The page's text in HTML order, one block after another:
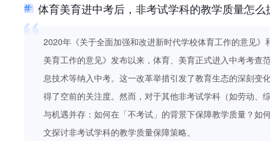
体育美育进中考后，非考试学科的教学质量怎么
2020年《关于全面加强和改进新时代学校体育工作的意见
美育工作的意见》发布以来，体育、美育正式进入中考考查
息技术等纳入中考。这一改革举措引发了教育生态的深刻
得了空前的关注度。然而，对于其他非考试学科（如劳动、
与机遇并存：如何在「不考试」的背景下保障教学质量？如
文探讨非考试学科的教学质量保障策略。